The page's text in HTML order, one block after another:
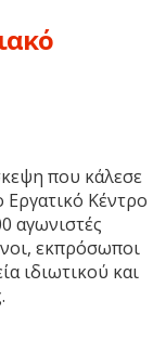
που κάλεσε
Κέντρο
αγωνιστές
εκπρόσωποι
ιδιωτικού και